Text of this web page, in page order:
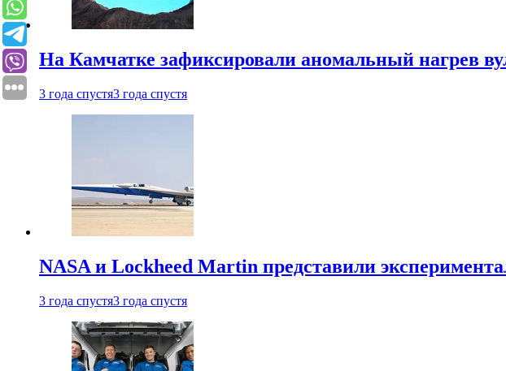
На Камчатке зафиксировали аномальный нагрев
3 года спустя3 года спустя
NASA и Lockheed Martin представили
3 года спустя3 года спустя